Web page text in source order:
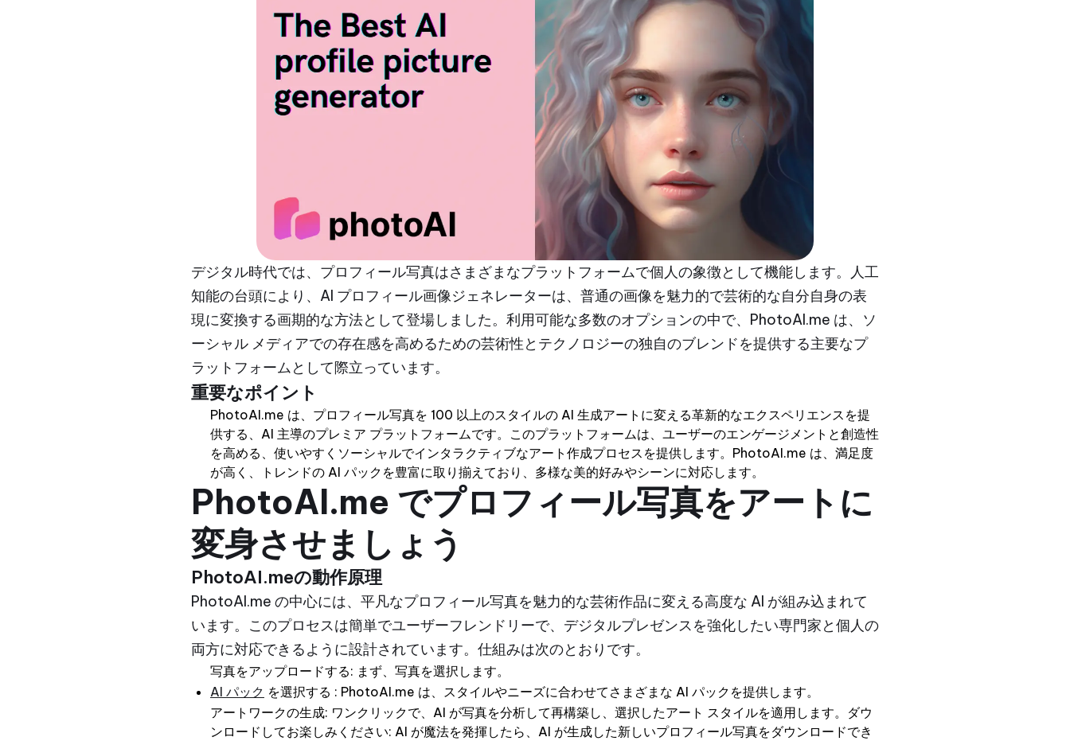
デジタル時代では、プロフィール写真はさまざまなプラットフォームで個人の象徴として機能します。人工
知能の台頭により、AI プロフィール画像ジェネレーターは、普通の画像を魅力的で芸術的な自分自身の表
現に変換する画期的な方法として登場しました。利用可能な多数のオプションの中で、PhotoAI.me は、ソ
ーシャル メディアでの存在感を高めるための芸術性とテクノロジーの独自のブレンドを提供する主要なプ
ラットフォームとして際立っています。
重要なポイント
PhotoAI.me は、プロフィール写真を 100 以上のスタイルの AI 生成アートに変える革新的なエクスペリエンスを提
供する、AI 主導のプレミア プラットフォームです。このプラットフォームは、ユーザーのエンゲージメントと創造性
を高める、使いやすくソーシャルでインタラクティブなアート作成プロセスを提供します。PhotoAI.me は、満足度
が高く、トレンドの AI パックを豊富に取り揃えており、多様な美的好みやシーンに対応します。
PhotoAI.me でプロフィール写真をアートに
変身させましょう
PhotoAI.meの動作原理
PhotoAI.me の中心には、平凡なプロフィール写真を魅力的な芸術作品に変える高度な AI が組み込まれて
います。このプロセスは簡単でユーザーフレンドリーで、デジタルプレゼンスを強化したい専門家と個人の
両方に対応できるように設計されています。仕組みは次のとおりです。
写真をアップロードする: まず、写真を選択します。
AI パック を選択する : PhotoAI.me は、スタイルやニーズに合わせてさまざまな AI パックを提供します。
アートワークの生成: ワンクリックで、AI が写真を分析して再構築し、選択したアート スタイルを適用します。ダウ
ンロードしてお楽しみください: AI が魔法を発揮したら、AI が生成した新しいプロフィール写真をダウンロードでき